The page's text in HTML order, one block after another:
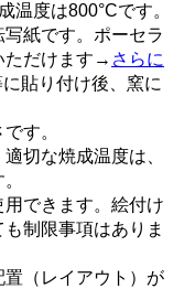
温度は800°Cです。
紙です。ポーセラ
ただけます→ さらに
貼り付け後、窯に
す。
切な焼成温度は、
できます。絵付け
制限事項はありま
（レイアウト）が